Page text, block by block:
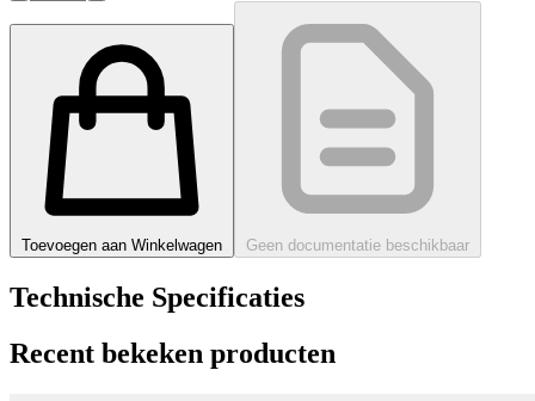
Toevoegen aan Winkelwagen Geen documentatie beschikbaar
Technische Specificaties
Recent bekeken producten